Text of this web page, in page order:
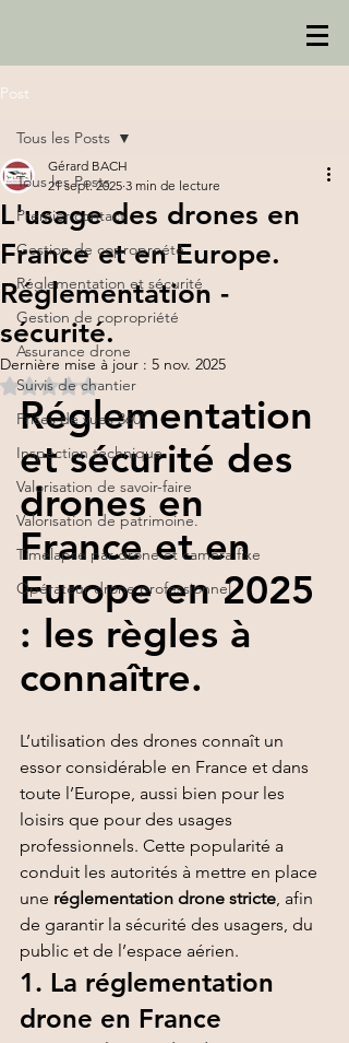
Post
Tous les Posts
Premier contact
Gestion de coproproété.
Réglementation et sécurité
Gestion de copropriété
Assurance drone
Suivis de chantier
Prises de vues 360°
Inspection technique
Valorisation de savoir-faire
Valorisation de patrimoine.
Timelapse par drone et caméra fixe
Opérateur drone professionnel
Tous les Posts
L'usage des drones en
France et en Europe.
Réglementation -
sécurité.
Gérard BACH
21 sept. 2025 3 min de lecture
Dernière mise à jour : 5 nov. 2025
Noté NaN étoiles sur 5.
Réglementation
et sécurité des
drones en
France et en
Europe en 2025
: les règles à
connaître.
L’utilisation des drones connaît un
essor considérable en France et dans
toute l’Europe, aussi bien pour les
loisirs que pour des usages
professionnels. Cette popularité a
conduit les autorités à mettre en place
une réglementation drone stricte, afin
de garantir la sécurité des usagers, du
public et de l’espace aérien.
1. La réglementation
drone en France